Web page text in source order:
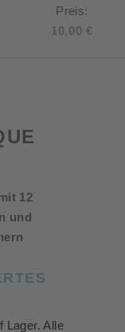
Preis
war:
Preis:
10,00 €
12
und
Lager. Alle